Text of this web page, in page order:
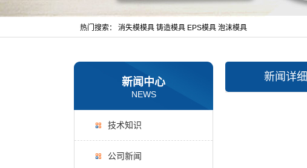
热门搜索： 消失模模具 铸造模具 EPS模具 泡沫模具
新闻中心
NEWS
技术知识
公司新闻
新闻详细